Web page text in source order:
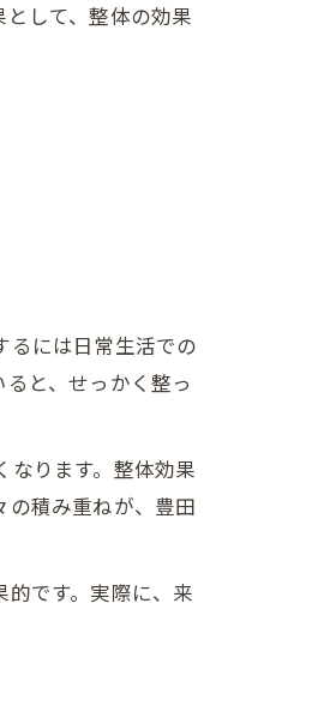
して、整体の効果
るには日常生活での
と、せっかく整っ
ります。整体効果
の積み重ねが、豊田
です。実際に、来